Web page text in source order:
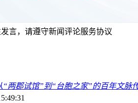
言，请遵守新闻评论服务协议
“两郡试馆”到“台胞之家”的百年文脉